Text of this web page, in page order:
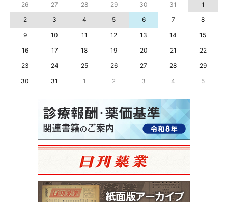
26 27 28 29 30 31
1
2
3 4 5 6 7
8
9
10 11 12 13 14
15
16
17 18 19 20 21
22
23
24 25 26 27 28
29
30
31 1 2 3 4 5